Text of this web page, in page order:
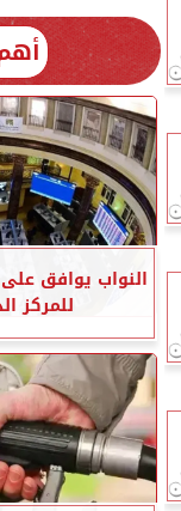
النواب يوافق
للمركز